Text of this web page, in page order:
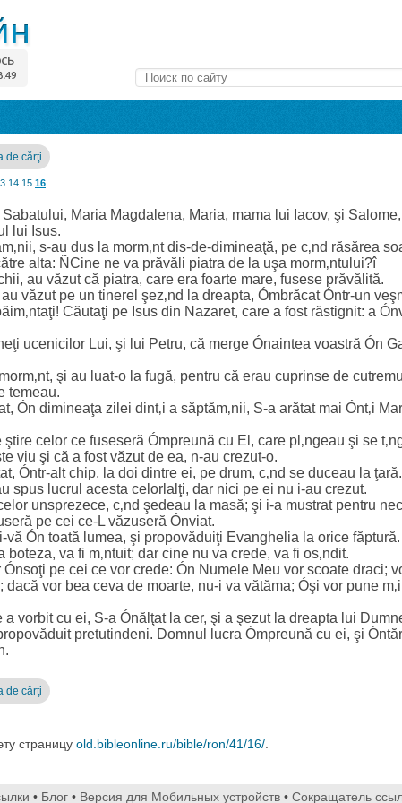
de cărţi
14 15 16
Maria Magdalena, Maria, mama lui Iacov, şi
lui Isus.
s-au dus la morm‚nt dis-de-dimineaţă, pe c‚nd răsărea
alta: ÑCine ne va prăvăli piatra de la uşa morm‚ntului?î
au văzut că piatra, care era foarte mare, fusese prăvălită.
văzut pe un tinerel şez‚nd la dreapta, Ómbrăcat Óntr-un
Căutaţi pe Isus din Nazaret, care a fost răstignit: a
ucenicilor Lui, şi lui Petru, că merge Ónaintea voastră Ón
şi au luat-o la fugă, pentru că erau cuprinse de
temeau.
Ón dimineaţa zilei dint‚i a săptăm‚nii, S-a arătat mai Ónt‚i
celor ce fuseseră Ómpreună cu El, care pl‚ngeau şi se
viu şi că a fost văzut de ea, n-au crezut-o.
Óntr-alt chip, la doi dintre ei, pe drum, c‚nd se duceau la ţară.
spus lucrul acesta celorlalţi, dar nici pe ei nu i-au crezut.
unsprezece, c‚nd şedeau la masă; şi i-a mustrat pentru
pe cei ce-L văzuseră Ónviat.
vă Ón toată lumea, şi propovăduiţi Evanghelia la orice făptură.
va fi m‚ntuit; dar cine nu va crede, va fi os‚ndit.
Ónsoţi pe cei ce vor crede: Ón Numele Meu vor scoate draci;
dacă vor bea ceva de moarte, nu-i va vătăma; Óşi vor pune
a vorbit cu ei, S-a Ónălţat la cer, şi a şezut la dreapta lui
pretutindeni. Domnul lucra Ómpreună cu ei, şi
de cărţi
страницу old.bibleonline.ru/bible/ron/41/16/
• Блог • Версия для Мобильных устройств • Сокращатель